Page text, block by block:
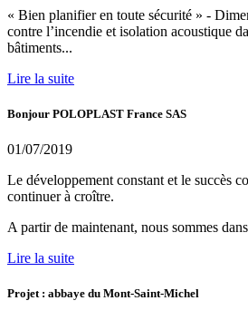
« Bien planifier en toute sécurité » -
contre l’incendie et isolation acoustique
bâtiments...
Lire la suite
Bonjour POLOPLAST France SAS
01/07/2019
Le développement constant et le succès
continuer à croître.
A partir de maintenant, nous sommes
Lire la suite
Projet : abbaye du Mont-Saint-Michel